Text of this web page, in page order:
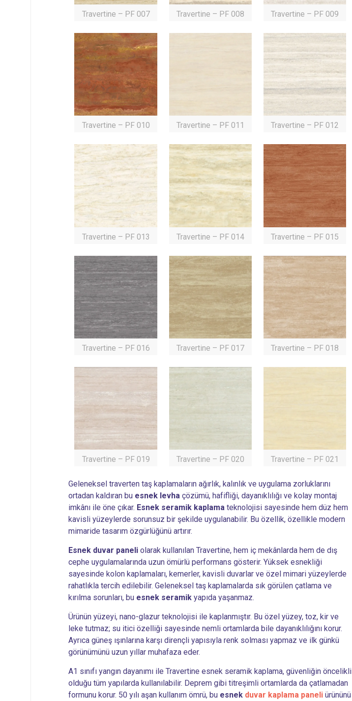
Travertine – PF 007 Travertine – PF 008 Travertine – PF 009
Travertine – PF 010 Travertine – PF 011 Travertine – PF 012
Travertine – PF 013 Travertine – PF 014 Travertine – PF 015
Travertine – PF 016 Travertine – PF 017 Travertine – PF 018
Travertine – PF 019 Travertine – PF 020 Travertine – PF 021
Geleneksel traverten taş kaplamaların ağırlık, kalınlık ve uygulama zorluklarını
ortadan kaldıran bu esnek levha çözümü, hafifliği, dayanıklılığı ve kolay montaj
imkânı ile öne çıkar. Esnek seramik kaplama teknolojisi sayesinde hem düz hem
kavisli yüzeylerde sorunsuz bir şekilde uygulanabilir. Bu özellik, özellikle modern
mimaride tasarım özgürlüğünü artırır.
Esnek duvar paneli olarak kullanılan Travertine, hem iç mekânlarda hem de dış
cephe uygulamalarında uzun ömürlü performans gösterir. Yüksek esnekliği
sayesinde kolon kaplamaları, kemerler, kavisli duvarlar ve özel mimari yüzeylerde
rahatlıkla tercih edilebilir. Geleneksel taş kaplamalarda sık görülen çatlama ve
kırılma sorunları, bu esnek seramik yapıda yaşanmaz.
Ürünün yüzeyi, nano-glazur teknolojisi ile kaplanmıştır. Bu özel yüzey, toz, kir ve
leke tutmaz; su itici özelliği sayesinde nemli ortamlarda bile dayanıklılığını korur.
Ayrıca güneş ışınlarına karşı dirençli yapısıyla renk solması yapmaz ve ilk günkü
görünümünü uzun yıllar muhafaza eder.
A1 sınıfı yangın dayanımı ile Travertine esnek seramik kaplama, güvenliğin öncelikli
olduğu tüm yapılarda kullanılabilir. Deprem gibi titreşimli ortamlarda da çatlamadan
formunu korur. 50 yılı aşan kullanım ömrü, bu esnek duvar kaplama paneli ürününü